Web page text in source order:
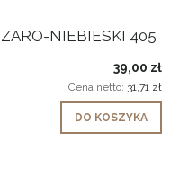
NIEBIESKI 405
39,00 zł
Cena netto: 31,71 zł
DO KOSZYKA